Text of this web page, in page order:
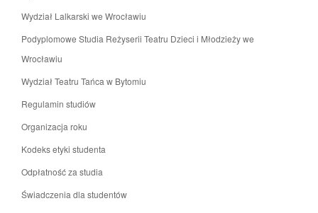
Wydział Lalkarski we Wrocławiu
Podyplomowe Studia Reżyserii Teatru Dzieci i Młodzieży we
Wrocławiu
Wydział Teatru Tańca w Bytomiu
Regulamin studiów
Organizacja roku
Kodeks etyki studenta
Odpłatność za studia
Świadczenia dla studentów